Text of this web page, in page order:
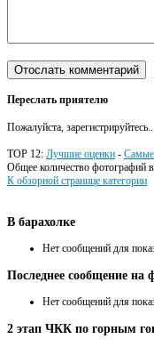
Переслать приятелю
Пожалуйста, зарегистрируйтесь...
TOP 12: Лучшие оценки -
Общее количество фотографий
К обзорной странице категории
В барахолке
Нет сообщений для
Последнее сообщение на
Нет сообщений для
2 этап ЧКК по горным